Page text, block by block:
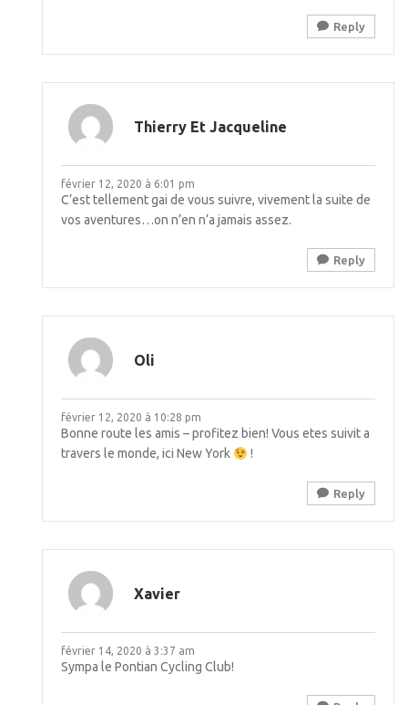
Reply
Thierry Et Jacqueline
février 12, 2020 à 6:01 pm
C’est tellement gai de vous suivre, vivement la suite de
vos aventures…on n’en n’a jamais assez.
Reply
Oli
février 12, 2020 à 10:28 pm
Bonne route les amis – profitez bien! Vous etes suivit a
travers le monde, ici New York
!
Reply
Xavier
février 14, 2020 à 3:37 am
Sympa le Pontian Cycling Club!